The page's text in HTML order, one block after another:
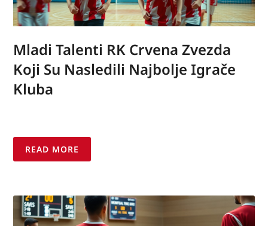
Mladi Talenti RK Crvena Zvezda
Koji Su Nasledili Najbolje Igrače
Kluba
READ MORE